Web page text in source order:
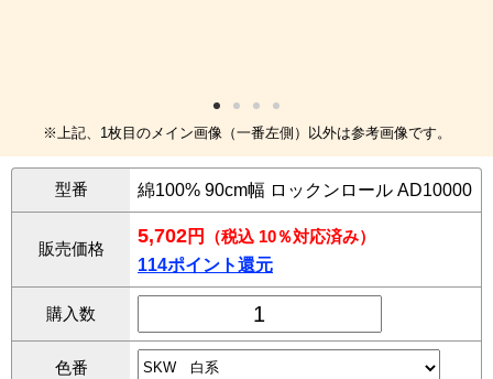
※上記、1枚目のメイン画像（一番左側）以外は参考画像です。
型番 綿100% 90cm幅 ロックンロール AD10000
販売価格
5,702円
（税込 10％対応済み）
114ポイント還元
購入数
色番